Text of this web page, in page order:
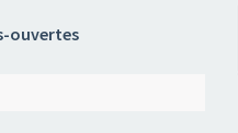
ouvertes